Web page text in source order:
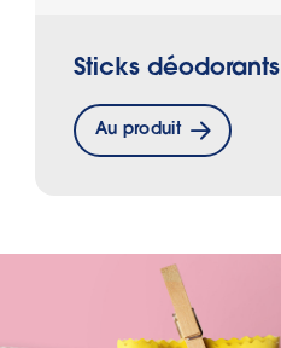
Sticks déodorants
Au produit